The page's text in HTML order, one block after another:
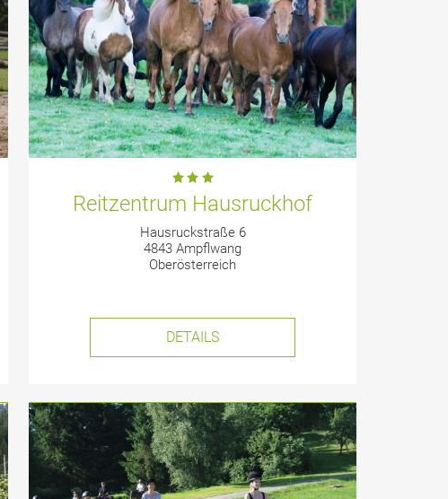
Reitzentrum Hausruckhof
Hausruckstraße 6
4843 Ampflwang
Oberösterreich
DETAILS